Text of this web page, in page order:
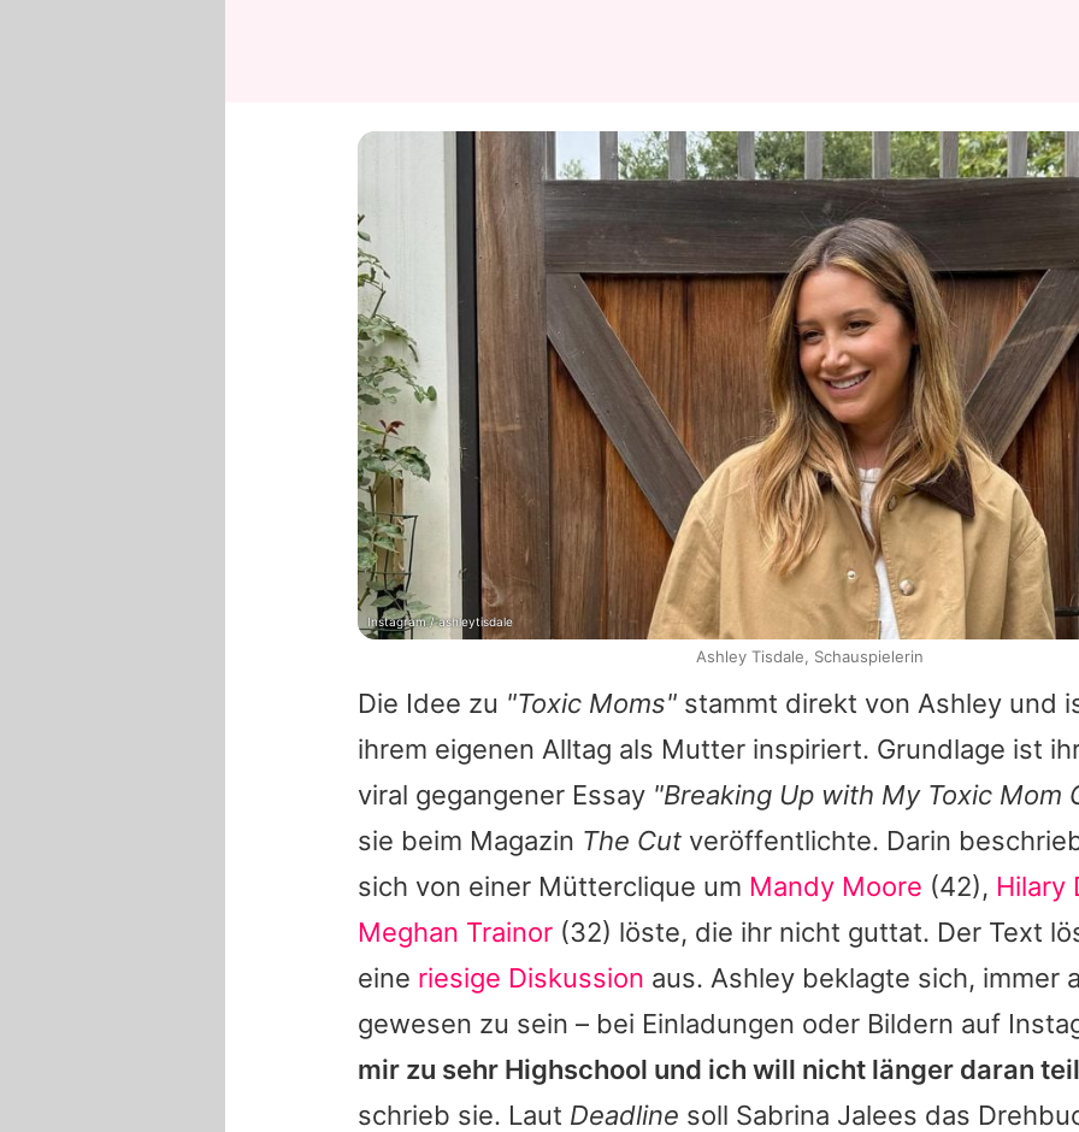
Die Idee zu "Toxic Moms" stammt direkt von Ashley und
ihrem eigenen Alltag als Mutter inspiriert. Grundlage ist
viral gegangener Essay "Breaking Up with My Toxic Mom
sie beim Magazin The Cut veröffentlichte. Darin
sich von einer Mütterclique um Mandy Moore (42), Hilary
Meghan Trainor (32) löste, die ihr nicht guttat. Der Text
eine riesige Diskussion aus. Ashley beklagte sich, immer
gewesen zu sein – bei Einladungen oder Bildern auf
mir zu sehr Highschool und ich will nicht länger daran
schrieb sie. Laut Deadline soll Sabrina Jalees das
Instagram / ashleytisdale
Ashley Tisdale, Schauspielerin